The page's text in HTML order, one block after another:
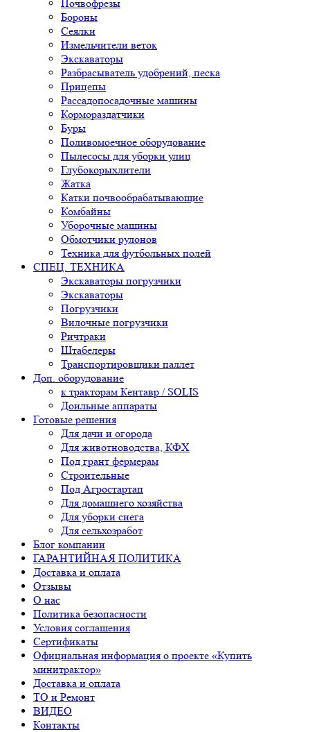
Почвофрезы
Бороны
Сеялки
Измельчители веток
Экскаваторы
Разбрасыватель удобрений, песка
Прицепы
Рассадопосадочные машины
Кормораздатчики
Буры
Поливомоечное оборудование
Пылесосы для уборки улиц
Глубокорыхлители
Жатка
Катки почвообрабатывающие
Комбайны
Уборочные машины
Обмотчики рулонов
Техника для футбольных полей
СПЕЦ. ТЕХНИКА
Экскаваторы погрузчики
Экскаваторы
Погрузчики
Вилочные погрузчики
Ричтраки
Штабелеры
Транспортировщики паллет
Доп. оборудование
к тракторам Кентавр / SOLIS
Доильные аппараты
Готовые решения
Для дачи и огорода
Для животноводства, КФХ
Под грант фермерам
Строительные
Под Агростартап
Для домашнего хозяйства
Для уборки снега
Для сельхозработ
Блог компании
ГАРАНТИЙНАЯ ПОЛИТИКА
Доставка и оплата
Отзывы
О нас
Политика безопасности
Условия соглашения
Сертификаты
Официальная информация о проекте «Купить
минитрактор»
Доставка и оплата
ТО и Ремонт
ВИДЕО
Контакты